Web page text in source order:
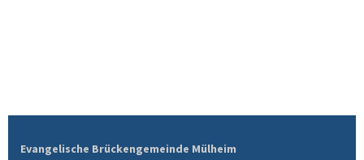
Evangelische Brückengemeinde Mülheim